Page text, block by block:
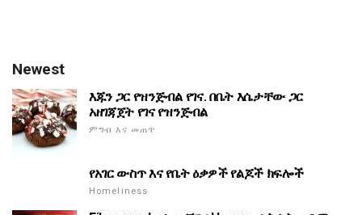
Newest
እጁን ጋር የዝንጅብል የገና. በቤት እሴታቸው ጋር
አዘገጃጀት የገና የዝንጅብል
ምግብ እና መጠጥ
የአገር ውስጥ እና የቤት ዕቃዎች የልጆች ክፍሎች
Homeliness